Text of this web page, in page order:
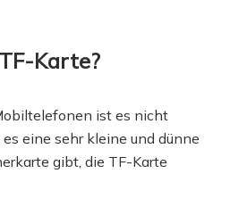
Karte?
ist es nicht
eine sehr kleine und dünne
gibt, die TF-Karte